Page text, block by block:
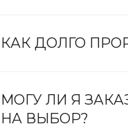
КАК ДОЛГО
МОГУ ЛИ Я
НА ВЫБОР?